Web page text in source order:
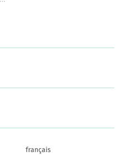
français